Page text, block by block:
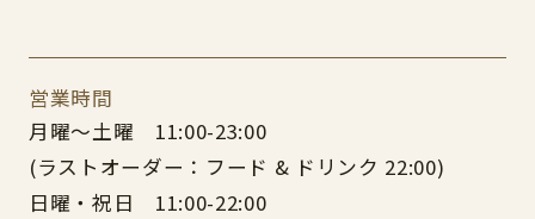
営業時間
月曜～土曜 11:00-23:00
(ラストオーダー：フード & ドリンク 22:00)
日曜・祝日 11:00-22:00